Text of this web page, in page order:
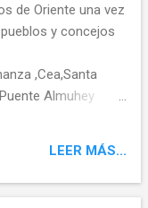
Huertos
la subcuenca del
20:00 del
el Río Cea
de aforos de
de Oriente una vez
y concejos
,Cea,Santa
Almuhey
Isabel y Cristina
LEER MÁS...